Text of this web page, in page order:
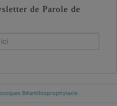
de Parole de
B#antibioprophylaxie